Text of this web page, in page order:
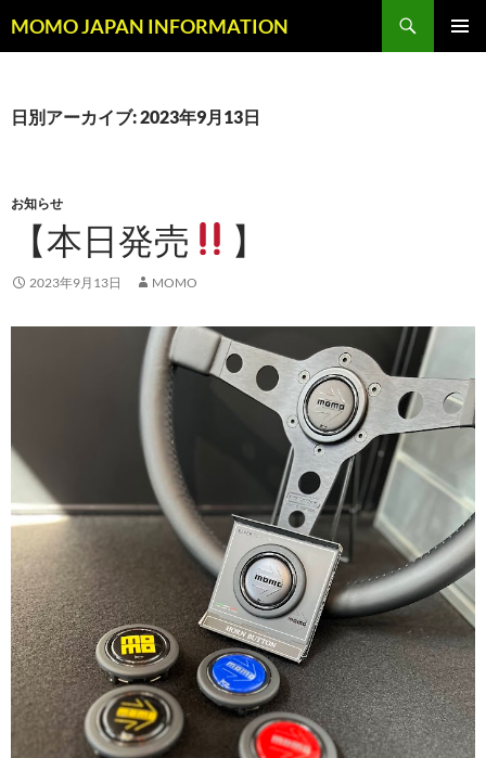
ン
ツ
キ
MOMO JAPAN INFORMATION
索
日別アーカイブ: 2023年9月13日
お知らせ
【本日発売 】
2023年9月13日 MOMO